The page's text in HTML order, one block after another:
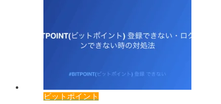
ビットポイント